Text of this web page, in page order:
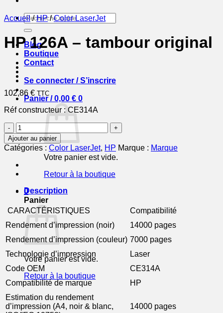
Recherche
pour :
Blog
Boutique
Contact
Se connecter / S’inscrire
Panier /0,00 € 0
Votre panier est vide.
Retour à la boutique
0
Panier
Votre panier est vide.
Retour à la boutique
Accueil / HP / Color LaserJet
HP 126A – tambour original
102,86 € TTC
Réf constructeur : CE314A
quantité
de
HP
126A
-
tambour
Ajouter au panier
Catégories : Color LaserJet, HP Marque : Marque
Description
CARACTÉRISTIQUES
Compatibilité
Rendement d’impression (noir)
14000 pages
Rendement d’impression (couleur) 7000 pages
Technologie d’impression
Laser
Code OEM
CE314A
Compatibilité de marque
HP
Estimation du rendement
d’impression (A4, noir & blanc,
14000 pages